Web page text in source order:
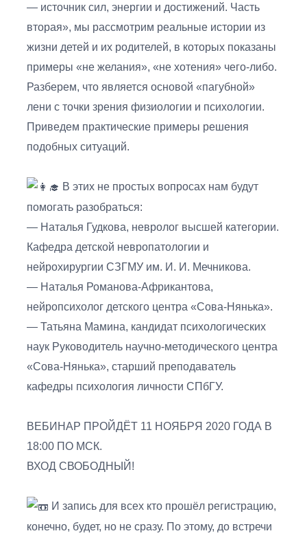
— источник сил, энергии и достижений. Часть
вторая», мы рассмотрим реальные истории из
жизни детей и их родителей, в которых показаны
примеры «не желания», «не хотения» чего-либо.
Разберем, что является основой «пагубной»
лени с точки зрения физиологии и психологии.
Приведем практические примеры решения
подобных ситуаций.
В этих не простых вопросах нам будут
помогать разобраться:
— Наталья Гудкова, невролог высшей категории.
Кафедра детской невропатологии и
нейрохирургии СЗГМУ им. И. И. Мечникова.
— Наталья Романова-Африкантова,
нейропсихолог детского центра «Сова-Нянька».
— Татьяна Мамина, кандидат психологических
наук Руководитель научно-методического центра
«Сова-Нянька», старший преподаватель
кафедры психология личности СПбГУ.
ВЕБИНАР ПРОЙДЁТ 11 НОЯБРЯ 2020 ГОДА В
18:00 ПО МСК.
ВХОД СВОБОДНЫЙ!
И запись для всех кто прошёл регистрацию,
конечно, будет, но не сразу. По этому, до встречи